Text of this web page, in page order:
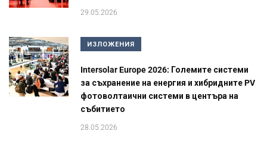
29.05.2026
ИЗЛОЖЕНИЯ
Intersolar Europe 2026: Големите системи
за съхранение на енергия и хибридните PV
фотоволтаични системи в центъра на
събитието
28.05.2026